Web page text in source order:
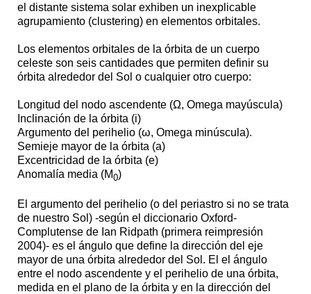
el distante sistema solar exhiben un inexplicable
agrupamiento (clustering) en elementos orbitales.
Los elementos orbitales de la órbita de un cuerpo
celeste son seis cantidades que permiten definir su
órbita alrededor del Sol o cualquier otro cuerpo:
Longitud del nodo ascendente (Ω, Omega mayúscula)
Inclinación de la órbita (i)
Argumento del perihelio (ω, Omega minúscula).
Semieje mayor de la órbita (a)
Excentricidad de la órbita (e)
Anomalía media (M0)
El argumento del perihelio (o del periastro si no se trata
de nuestro Sol) -según el diccionario Oxford-
Complutense de Ian Ridpath (primera reimpresión
2004)- es el ángulo que define la dirección del eje
mayor de una órbita alrededor del Sol. El el ángulo
entre el nodo ascendente y el perihelio de una órbita,
medida en el plano de la órbita y en la dirección del